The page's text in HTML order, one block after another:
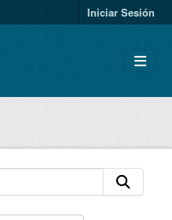
Iniciar Sesión